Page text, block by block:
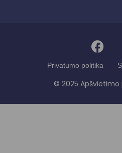
Privatumo politika
© 2025